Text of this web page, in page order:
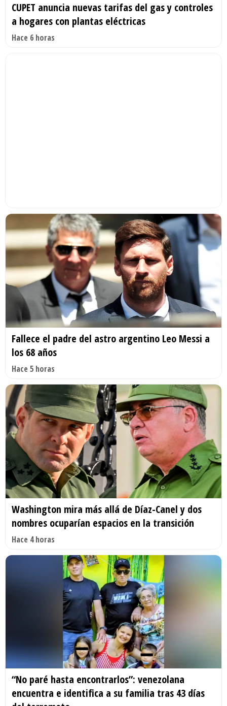
CUPET anuncia nuevas tarifas del gas y controles
a hogares con plantas eléctricas
Hace 6 horas
Fallece el padre del astro argentino Leo Messi a
los 68 años
Hace 5 horas
Washington mira más allá de Díaz-Canel y dos
nombres ocuparían espacios en la transición
Hace 4 horas
“No paré hasta encontrarlos”: venezolana
encuentra e identifica a su familia tras 43 días